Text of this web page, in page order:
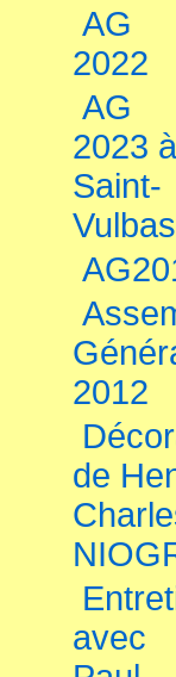
AG
2022
AG
2023 à
Saint-
Vulbas
2012
de
avec